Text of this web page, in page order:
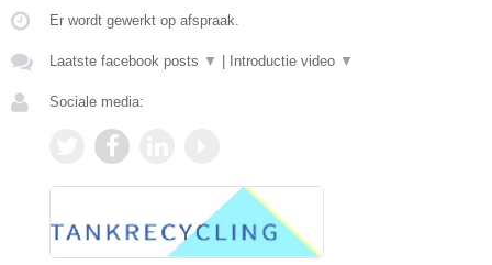
Er wordt gewerkt op afspraak.
Laatste facebook posts ▼ | Introductie video ▼
Sociale media: